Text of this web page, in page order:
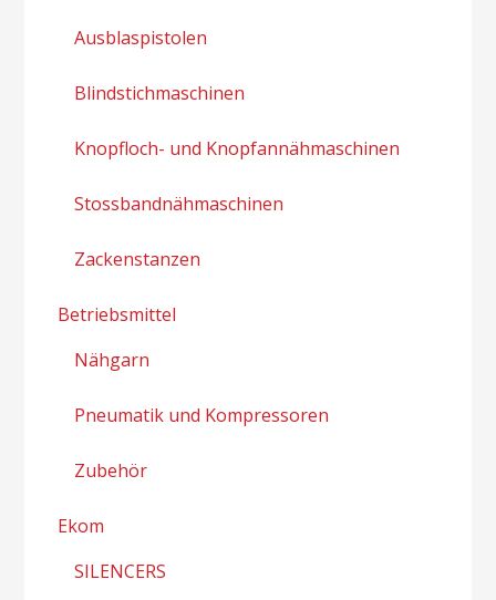
Ausblaspistolen
Blindstichmaschinen
Knopfloch- und Knopfannähmaschinen
Stossbandnähmaschinen
Zackenstanzen
Betriebsmittel
Nähgarn
Pneumatik und Kompressoren
Zubehör
Ekom
SILENCERS